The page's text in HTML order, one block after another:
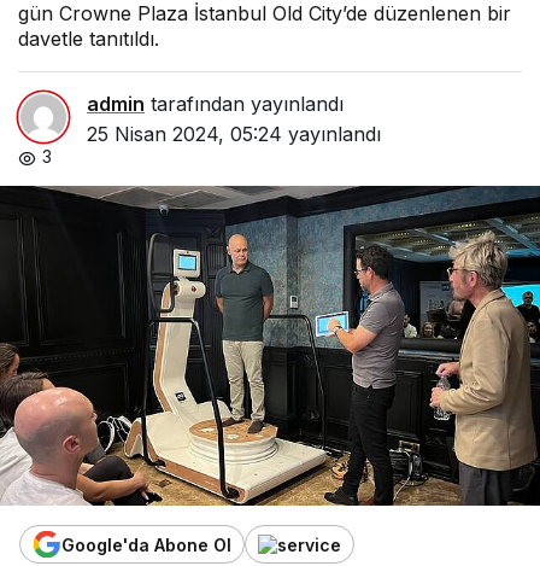
gün Crowne Plaza İstanbul Old City’de düzenlenen bir
davetle tanıtıldı.
admin tarafından yayınlandı
25 Nisan 2024, 05:24 yayınlandı
3
Google'da Abone Ol